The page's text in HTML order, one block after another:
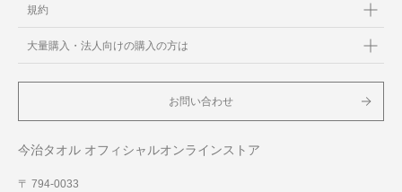
規約
大量購入・法人向けの購入の方は
お問い合わせ
今治タオル オフィシャルオンラインストア
〒 794-0033